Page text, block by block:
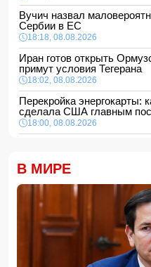
Вучич назвал
Сербии в ЕС
18:18, 08.08.2026
Иран готов открыть
примут условия Тегерана
18:02, 08.08.2026
Перекройка энергокарты:
сделала США главным
18:00, 08.08.2026
16:48, 08.08.2026
Турция ограничивает
Черное море
16:28, 08.08.2026
Каковы основные
В МИРЕ